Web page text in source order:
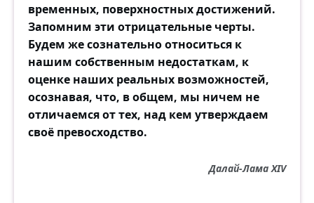
временных, поверхностных достижений.
Запомним эти отрицательные черты.
Будем же сознательно относиться к
нашим собственным недостаткам, к
оценке наших реальных возможностей,
осознавая, что, в общем, мы ничем не
отличаемся от тех, над кем утверждаем
своё превосходство.
Далай-Лама XIV